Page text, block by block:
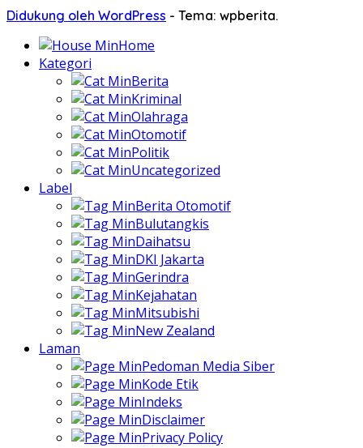
Didukung oleh WordPress - Tema: wpberita.
Home
Kategori
Berita
Kriminal
Olahraga
Otomotif
Politik
Uncategorized
Label
Berita Otomotif
Bulutangkis
Daihatsu
DKI Jakarta
Gerindra
Kejahatan
Mitsubishi
New Zealand
Laman
Pedoman Media Siber
Kode Etik
Indeks
Disclaimer
Privacy Policy